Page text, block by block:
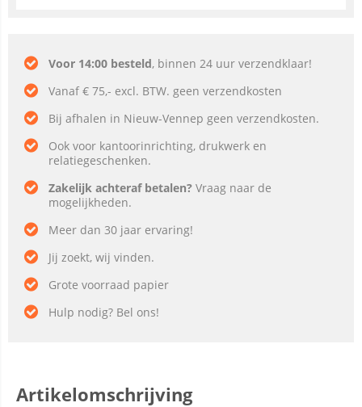
Voor 14:00 besteld, binnen 24 uur verzendklaar!
Vanaf € 75,- excl. BTW. geen verzendkosten
Bij afhalen in Nieuw-Vennep geen verzendkosten.
Ook voor kantoorinrichting, drukwerk en
relatiegeschenken.
Zakelijk achteraf betalen? Vraag naar de
mogelijkheden.
Meer dan 30 jaar ervaring!
Jij zoekt, wij vinden.
Grote voorraad papier
Hulp nodig? Bel ons!
Artikelomschrijving